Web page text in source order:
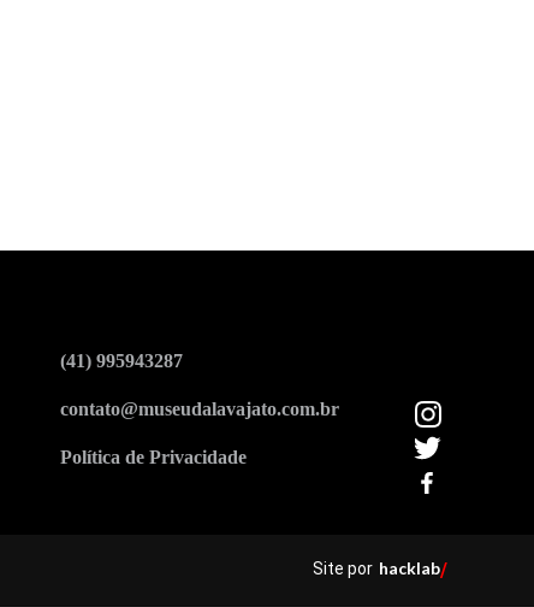
(41) 995943287
contato@museudalavajato.com.br
Política de Privacidade
Site por hacklab/